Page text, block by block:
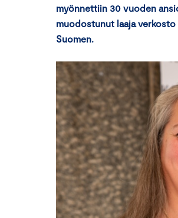
myönnettiin 30 vuoden
muodostunut laaja verkosto
Suomen.